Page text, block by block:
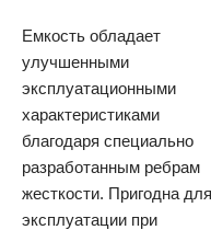
Емкость обладает
улучшенными
эксплуатационными
характеристиками
благодаря специально
разработанным ребрам
жесткости. Пригодна для
эксплуатации при